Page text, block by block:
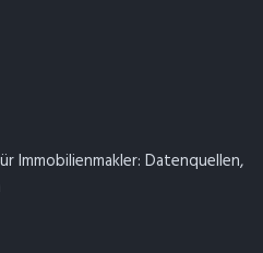
Immobilienmakler: Datenquellen,